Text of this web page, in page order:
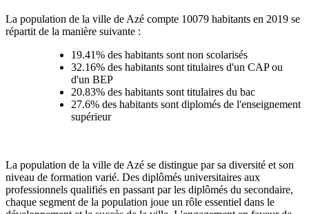
La population de la ville de Azé compte 10079 habitants en 2019 se
répartit de la manière suivante :
19.41% des habitants sont non scolarisés
32.16% des habitants sont titulaires d'un CAP ou
d'un BEP
20.83% des habitants sont titulaires du bac
27.6% des habitants sont diplomés de l'enseignement
supérieur
La population de la ville de Azé se distingue par sa diversité et son
niveau de formation varié. Des diplômés universitaires aux
professionnels qualifiés en passant par les diplômés du secondaire,
chaque segment de la population joue un rôle essentiel dans le